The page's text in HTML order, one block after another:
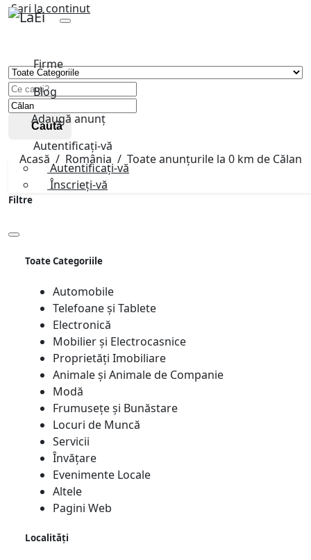
Sari la continut
Firme
Blog
Adaugă anunț
Autentificați-vă
Autentificați-vă
Înscrieți-vă
Caută
Acasă România Toate anunțurile la 0 km de Călan
Filtre
Toate Categoriile
Automobile
Telefoane și Tablete
Electronică
Mobilier și Electrocasnice
Proprietăți Imobiliare
Animale și Animale de Companie
Modă
Frumusețe și Bunăstare
Locuri de Muncă
Servicii
Învățare
Evenimente Locale
Altele
Pagini Web
Localități